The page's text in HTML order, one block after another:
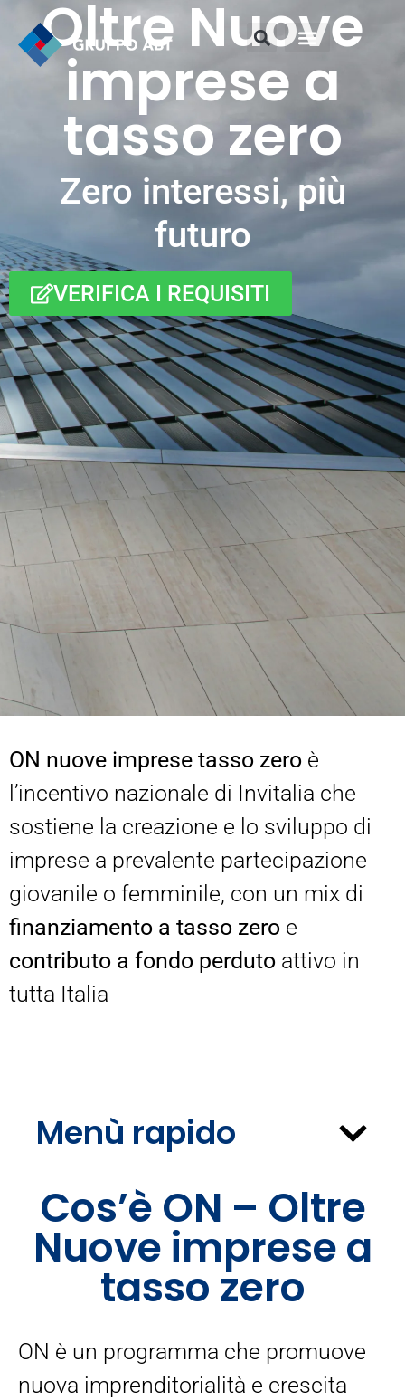
Oltre Nuove
imprese a
tasso zero
Zero interessi, più
futuro
VERIFICA I REQUISITI
ON nuove imprese tasso zero è
l’incentivo nazionale di Invitalia che
sostiene la creazione e lo sviluppo di
imprese a prevalente partecipazione
giovanile o femminile, con un mix di
finanziamento a tasso zero e
contributo a fondo perduto attivo in
tutta Italia
Menù rapido
Cos’è ON – Oltre
Nuove imprese a
tasso zero
ON è un programma che promuove
nuova imprenditorialità e crescita